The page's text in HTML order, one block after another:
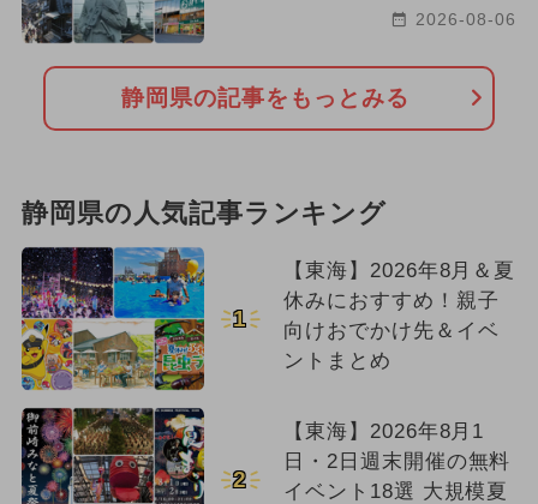
2026-08-06
静岡県の記事をもっとみる
静岡県の人気記事ランキング
1
【東海】2026年8月＆夏
休みにおすすめ！親子
向けおでかけ先＆イベ
ントまとめ
2
【東海】2026年8月1
日・2日週末開催の無料
イベント18選 大規模夏